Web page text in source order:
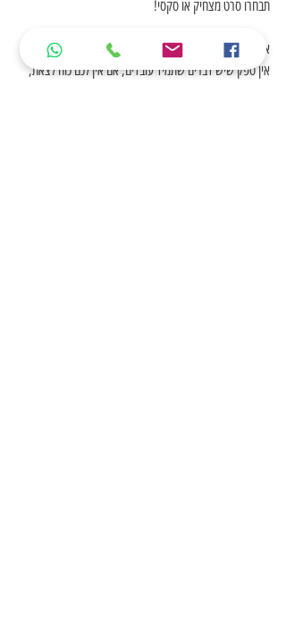
תבחרו סרט מצחיק או סקסי!
אמבטיה חושנית
אין ספק שיש דברים שתמיד עובדים, אם אין לכם כוח לצאת,